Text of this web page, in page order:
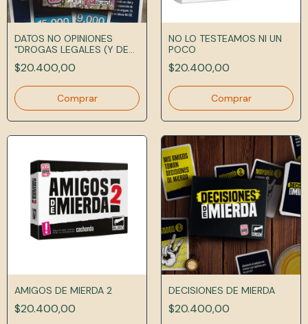
DATOS NO OPINIONES
"DROGAS LEGALES (Y DE
LAS OTRAS)"
$20.400,00
NO LO TESTEAMOS NI UN
POCO
$20.400,00
AMIGOS DE MIERDA 2
$20.400,00
DECISIONES DE MIERDA
$20.400,00